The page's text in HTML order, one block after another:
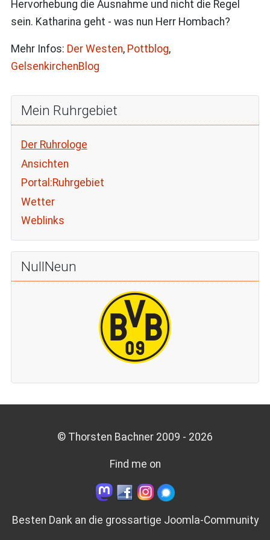
Hervorhebung die Ausnahme und nicht die Regel
sein. Katharina geht - was nun Herr Hombach?
Mehr Infos: Der Westen, Pottblog,
GelsenkirchenBlog
Mein Ruhrgebiet
Der Ruhrologe
Ansichten
Portal:Ruhrgebiet
Wetter
Weblinks
NullNeun
© Thorsten Bachner 2009 - 2026
Find me on
Besten Dank an die grossartige Joomla-Community